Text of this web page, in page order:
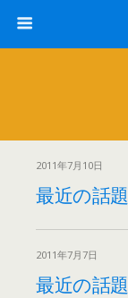
2011年7月10日
最近の話題
2011年7月7日
最近の話題